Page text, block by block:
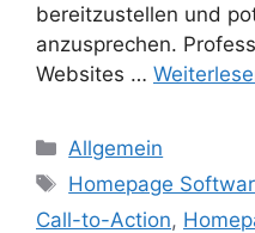
bereitzustellen und
anzusprechen.
Websites …
Kategorien
Allgemein
Schlagwörter
Homepage
Call-to-Action,